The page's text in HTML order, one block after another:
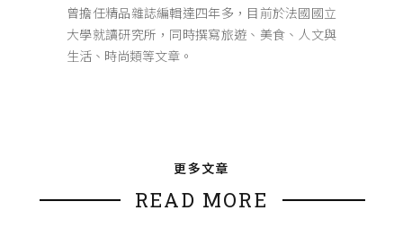
曾擔任精品雜誌編輯達四年多，目前於法國國立
大學就讀研究所，同時撰寫旅遊、美食、人文與
生活、時尚類等文章。
更多文章
READ MORE